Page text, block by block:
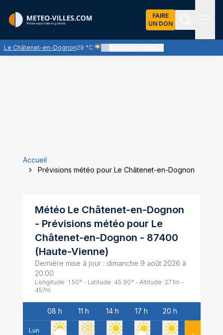
FAIRE
UN DON
Le Châtenet-en-Dognon29 °C
Ciel voilé par des nuages d'altitude,
Accueil
Prévisions météo pour Le Châtenet-en-Dognon
Météo Le Châtenet-en-Dognon
- Prévisions météo pour Le
Châtenet-en-Dognon - 87400
(Haute-Vienne)
Dernière mise à jour : dimanche 9 août 2026 à
20:00
Longitude: 1.50° - Latitude: 45.90° - Altitude: 271m -
457m
Date
08 h 11 h 14 h 17 h 20 h
Lun.